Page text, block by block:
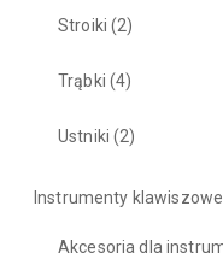
Stroiki (2)
Trąbki (4)
Ustniki (2)
Instrumenty klawiszowe
Akcesoria dla